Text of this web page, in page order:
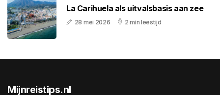
La Carihuela als uitvalsbasis aan zee
28 mei 2026 2 min leestijd
Mijnreistips.nl